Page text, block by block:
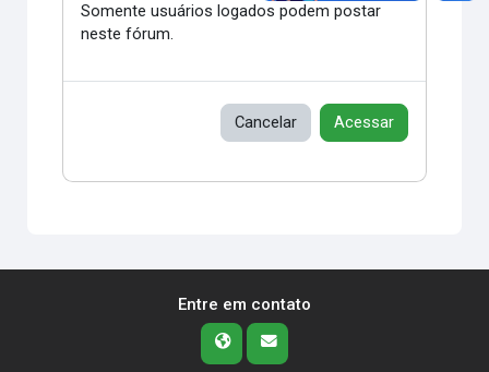
Somente usuários logados podem postar
neste fórum.
Cancelar Acessar
Entre em contato